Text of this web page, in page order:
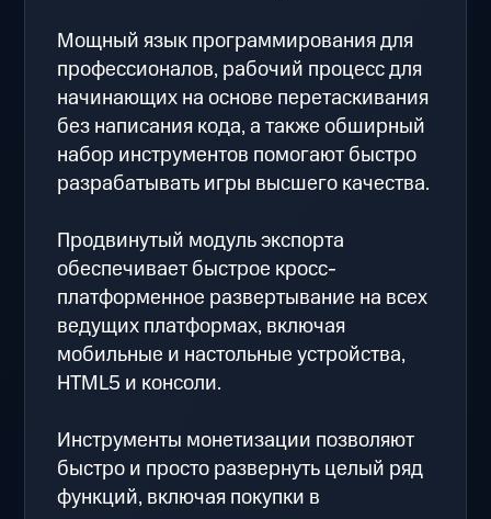
Мощный язык программирования для
профессионалов, рабочий процесс для
начинающих на основе перетаскивания
без написания кода, а также обширный
набор инструментов помогают быстро
разрабатывать игры высшего качества.
Продвинутый модуль экспорта
обеспечивает быстрое кросс-
платформенное развертывание на всех
ведущих платформах, включая
мобильные и настольные устройства,
HTML5 и консоли.
Инструменты монетизации позволяют
быстро и просто развернуть целый ряд
функций, включая покупки в